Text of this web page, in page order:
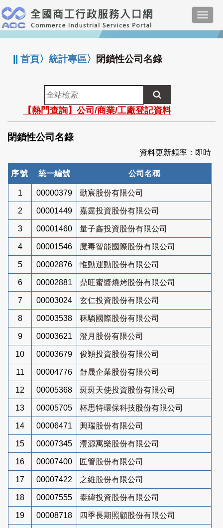
跳
到
主
要
:::
||首頁〉統計專區〉 閉鎖性公司名錄
全
站
檢
索
【熱門查詢】公司/商業/工廠登記資料
閉鎖性公司名錄
資料更新頻率：即時
序號 統一編號 公司名稱
1 00000379 勤宸股份有限公司
2 00001449 嘉霆投資股份有限公司
3 00001460 量子鑫投資股份有限公司
4 00001546 魔毒智能國際股份有限公司
5 00002876 惟動運動股份有限公司
6 00002881 鼎旺蜜醬燒烤股份有限公司
7 00003024 玄仁投資股份有限公司
8 00003538 秝驎國際股份有限公司
9 00003621 澄月股份有限公司
10 00003679 俊穎投資股份有限公司
11 00004776 舒晟企業股份有限公司
12 00005368 斑斑天使投資股份有限公司
13 00005705 杯思特環保科技股份有限公司
14 00006471 興瑞股份有限公司
15 00007345 灃源寓樂股份有限公司
16 00007400 匠管股份有限公司
17 00007422 之維股份有限公司
18 00007555 泰緯投資股份有限公司
19 00008718 四季長期照顧股份有限公司